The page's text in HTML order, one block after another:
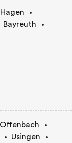
Hagen
Bayreuth
Offenbach
Usingen